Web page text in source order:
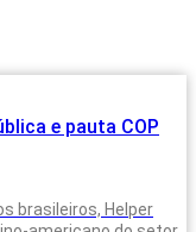
e pauta COP
brasileiros, Helper